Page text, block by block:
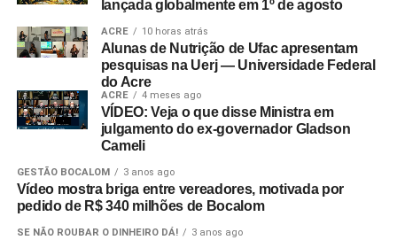
lançada globalmente em 1º de agosto
ACRE 10 horas atrás
Alunas de Nutrição de Ufac apresentam
pesquisas na Uerj — Universidade Federal
do Acre
ACRE 4 meses ago
VÍDEO: Veja o que disse Ministra em
julgamento do ex-governador Gladson
Cameli
GESTÃO BOCALOM 3 anos ago
Vídeo mostra briga entre vereadores, motivada por
pedido de R$ 340 milhões de Bocalom
SE NÃO ROUBAR O DINHEIRO DÁ! 3 anos ago